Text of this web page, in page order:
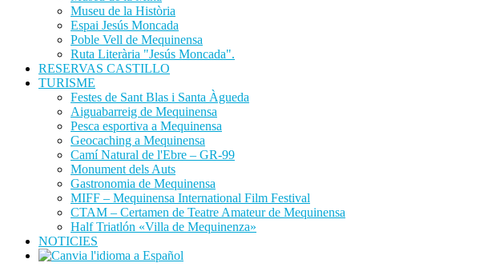
Museu de la Història
Espai Jesús Moncada
Poble Vell de Mequinensa
Ruta Literària "Jesús Moncada".
RESERVAS CASTILLO
TURISME
Festes de Sant Blas i Santa Àgueda
Aiguabarreig de Mequinensa
Pesca esportiva a Mequinensa
Geocaching a Mequinensa
Camí Natural de l'Ebre – GR-99
Monument dels Auts
Gastronomia de Mequinensa
MIFF – Mequinensa International Film Festival
CTAM – Certamen de Teatre Amateur de Mequinensa
Half Triatlón «Villa de Mequinenza»
NOTICIES